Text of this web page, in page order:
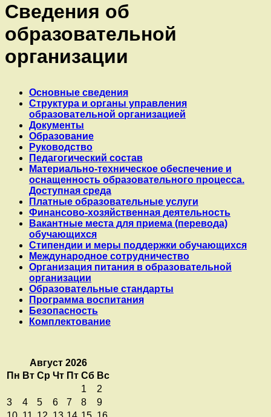
Сведения об
образовательной
организации
Основные сведения
Структура и органы управления
образовательной организацией
Документы
Образование
Руководство
Педагогический состав
Материально-техническое обеспечение и
оснащенность образовательного процесса.
Доступная среда
Платные образовательные услуги
Финансово-хозяйственная деятельность
Вакантные места для приема (перевода)
обучающихся
Стипендии и меры поддержки обучающихся
Международное сотрудничество
Организация питания в образовательной
организации
Образовательные стандарты
Программа воспитания
Безопасность
Комплектование
Август 2026
Пн Вт Ср Чт Пт Сб Вс
1
2
3
4 5 6 7 8
9